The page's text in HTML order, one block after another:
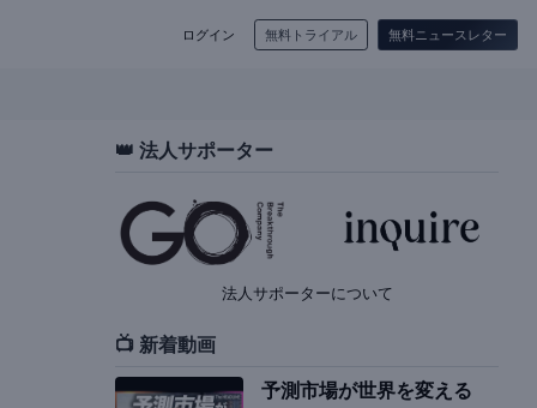
ログイン 無料トライアル 無料ニュースレター
👑 法人サポーター
法人サポーターについて
📺 新着動画
予測市場が世界を変える